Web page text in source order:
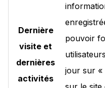
Dernière
visite et
dernières
activités
pouvoir
jour sur «